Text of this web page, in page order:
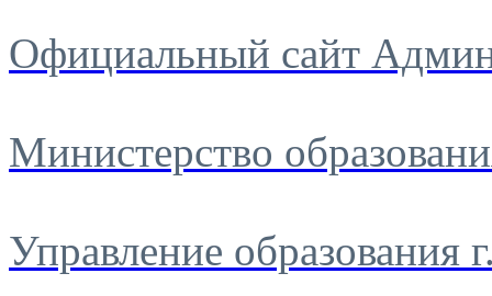
Официальный сайт
Министерство
Управление образования